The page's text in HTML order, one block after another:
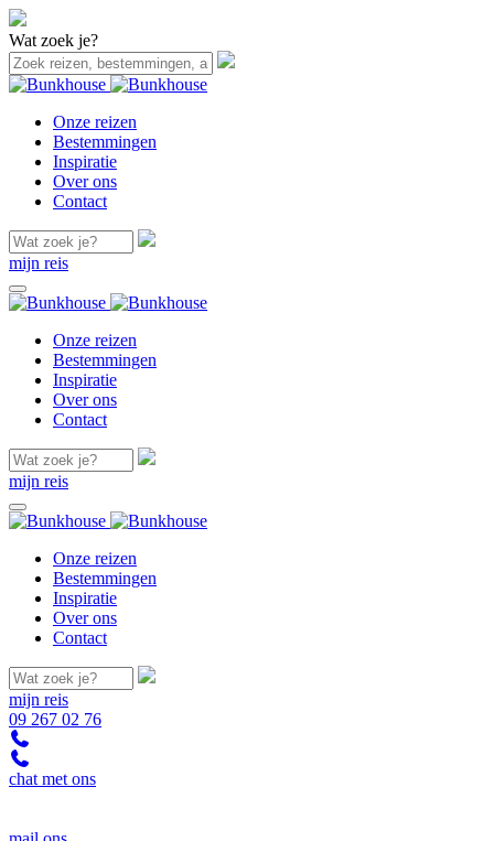
Wat zoek je?
Onze reizen
Bestemmingen
Inspiratie
Over ons
Contact
mijn reis
Onze reizen
Bestemmingen
Inspiratie
Over ons
Contact
mijn reis
Onze reizen
Bestemmingen
Inspiratie
Over ons
Contact
mijn reis
09 267 02 76
chat met ons